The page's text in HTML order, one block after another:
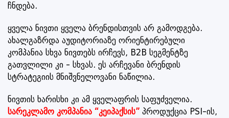
ჩნდება.
ყველა ნივთი ყველა ბრენდისთვის არ გამოდგება.
ახალგაზრდა აუდიტორიაზე ორიენტირებული
კომპანია სხვა ნივთებს ირჩევს, B2B სეგმენტზე
გათვლილი კი - სხვას. ეს არჩევანი ბრენდის
სტრატეგიის მნიშვნელოვანი ნაწილია.
ნივთის ხარისხი კი ამ ყველაფრის საფუძველია.
სარეკლამო კომპანია “კეიპაქსის” პროდუქცია PSI-ის,